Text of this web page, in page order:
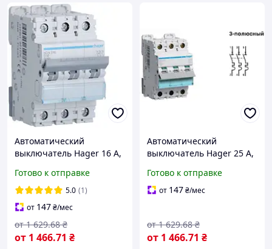
Автоматический
выключатель Hager 16 А,
для DIN-рейки, Франция
Готово к отправке
5.0 (1)
от 147₴/мес
от 1 466.71 ₴
от 1 629.68 ₴
Автоматический
выключатель Hager 25 А,
DIN-рейку, Франция
Готово к отправке
от 147₴/мес
от 1 466.71 ₴
от 1 629.68 ₴